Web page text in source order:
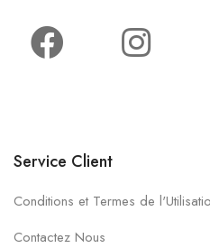
Service Client
Conditions et Termes de
Contactez Nous